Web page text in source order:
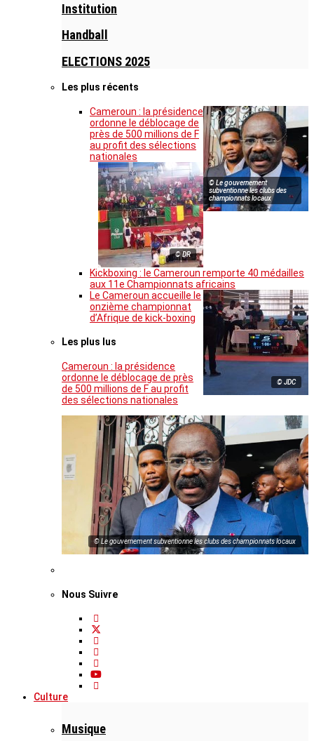
Institution
Handball
ELECTIONS 2025
Les plus récents
© Le gouvernement
subventionne les clubs des
championnats locaux
Cameroun : la présidence
ordonne le déblocage de
près de 500 millions de F
au profit des sélections
nationales
© DR
Kickboxing : le Cameroun remporte 40 médailles
aux 11e Championnats africains
© JDC
Le Cameroun accueille le
onzième championnat
d’Afrique de kick-boxing
Les plus lus
Cameroun : la présidence
ordonne le déblocage de près
de 500 millions de F au profit
des sélections nationales
© Le gouvernement subventionne les clubs des championnats locaux
Nous Suivre
Culture
Musique